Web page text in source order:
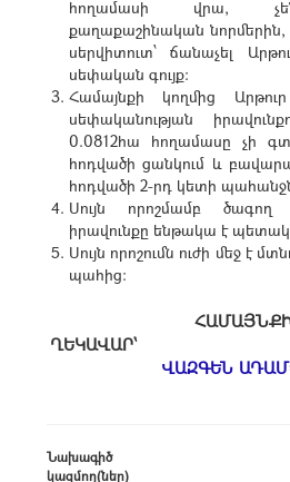
հողամասի վրա,
քաղաքաշինական նորմերին,
սերվիտուտ՝ ճանաչել
սեփական գույք:
Համայնքի կողմից
սեփականության
0.0812հա հողամասը չի
հոդվածի ցանկում և
հոդվածի 2-րդ կետի
Սույն որոշմամբ ծագող
իրավունքը ենթակա է
Սույն որոշումն ուժի մեջ է
պահից:
ՎԱԶԳԵՆ
Նախագիծ
կազմող(ներ)